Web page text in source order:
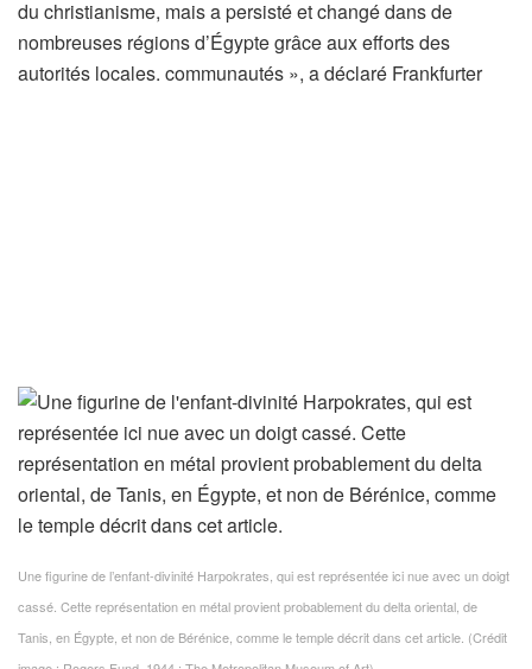
du christianisme, mais a persisté et changé dans de
nombreuses régions d’Égypte grâce aux efforts des
autorités locales. communautés », a déclaré Frankfurter
Une figurine de l’enfant-divinité Harpokrates, qui est représentée ici nue avec un doigt
cassé. Cette représentation en métal provient probablement du delta oriental, de
Tanis, en Égypte, et non de Bérénice, comme le temple décrit dans cet article. (Crédit